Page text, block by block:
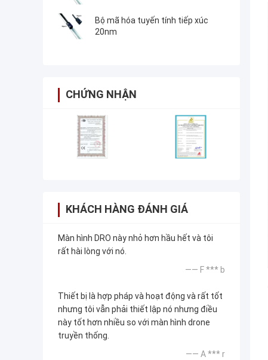
Bộ mã hóa tuyến tính tiếp xúc
20nm
CHỨNG NHẬN
KHÁCH HÀNG ĐÁNH GIÁ
Màn hình DRO này nhỏ hơn hầu hết và tôi
rất hài lòng với nó.
—— F *** b
Thiết bị là hợp pháp và hoạt động và rất tốt
nhưng tôi vẫn phải thiết lập nó nhưng điều
này tốt hơn nhiều so với màn hình drone
truyền thống.
—— A *** r